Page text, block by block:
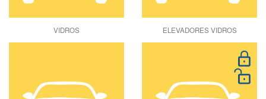
VIDROS ELEVADORES VIDROS